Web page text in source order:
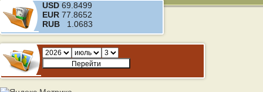
USD 69.8499
EUR 77.8652
RUB 1.0683